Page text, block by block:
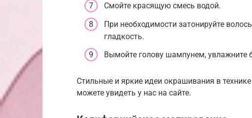
Смойте красящую смесь водой.
При необходимости затонируйте
гладкость.
Вымойте голову шампунем, увлажните
Стильные и яркие идеи окрашивания в
можете увидеть у нас на сайте.